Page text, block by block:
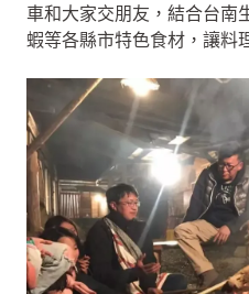
車和大家交朋友，結合台南
蝦等各縣市特色食材，讓料